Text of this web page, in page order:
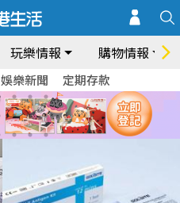
玩樂情報 購物情報
娛樂新聞 定期存款